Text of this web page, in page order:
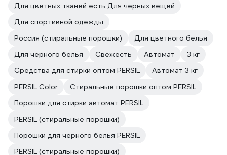
Для цветных тканей есть Для черных вещей
Для спортивной одежды
Россия (стиральные порошки)
Для цветного белья
Для черного белья
Свежесть Автомат
3 кг
Средства для стирки оптом PERSIL
Автомат 3 кг
PERSIL Color
Стиральные порошки оптом PERSIL
Порошки для стирки автомат PERSIL
PERSIL (стиральные порошки)
Порошки для черного белья PERSIL
PERSIL (стиральные порошки)